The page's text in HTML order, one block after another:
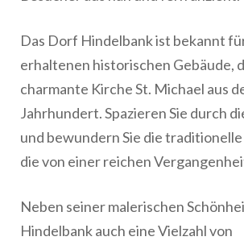
Das Dorf Hindelbank ist bekannt
erhaltenen historischen Gebäude,
charmante Kirche St. Michael aus
Jahrhundert. Spazieren Sie durch
und bewundern Sie die
die von einer reichen
Neben seiner malerischen
Hindelbank auch eine Vielzahl von